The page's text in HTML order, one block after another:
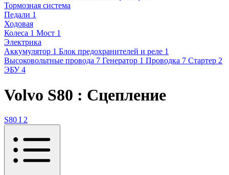
Тормозная система
Педали 1
Ходовая
Колеса 1 Мост 1
Электрика
Аккумулятор 1 Блок предохранителей и реле 1
Высоковольтные провода 7 Генератор 1 Проводка 7 Стартер 2
ЭБУ 4
Volvo S80 : Сцепление
S80 I 2